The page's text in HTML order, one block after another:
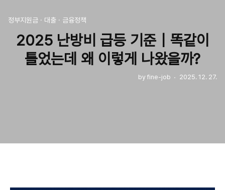
정부지원금 · 대출 · 금융정책
2025 난방비 급등 기준｜똑같이
틀었는데 왜 이렇게 나왔을까?
by fine-job 2025. 12. 27.